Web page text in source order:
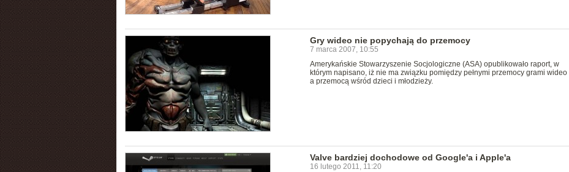
Gry wideo nie popychają do przemocy
7 marca 2007, 10:55
Amerykańskie Stowarzyszenie Socjologiczne (ASA) opublikowało raport, w
którym napisano, iż nie ma związku pomiędzy pełnymi przemocy grami wideo
a przemocą wśród dzieci i młodzieży.
Valve bardziej dochodowe od Google'a i Apple'a
16 lutego 2011, 11:20